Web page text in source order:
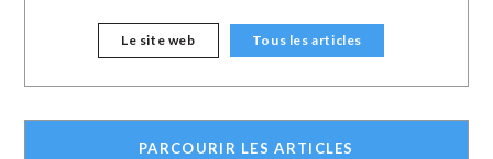
Le site web Tous les articles
PARCOURIR LES ARTICLES